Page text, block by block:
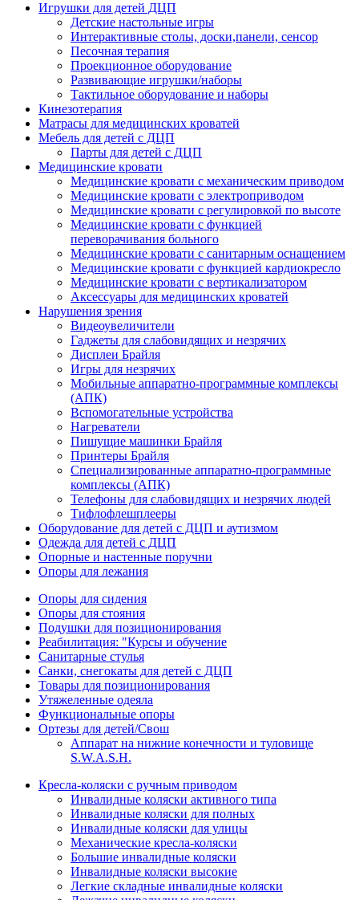
Игрушки для детей ДЦП
Детские настольные игры
Интерактивные столы, доски,панели, сенсор
Песочная терапия
Проекционное оборудование
Развивающие игрушки/наборы
Тактильное оборудование и наборы
Кинезотерапия
Матрасы для медицинских кроватей
Мебель для детей с ДЦП
Парты для детей с ДЦП
Медицинские кровати
Медицинские кровати с механическим приводом
Медицинские кровати с электроприводом
Медицинские кровати с регулировкой по высоте
Медицинские кровати с функцией
переворачивания больного
Медицинские кровати с санитарным оснащением
Медицинские кровати с функцией кардиокресло
Медицинские кровати с вертикализатором
Аксессуары для медицинских кроватей
Нарушения зрения
Видеоувеличители
Гаджеты для слабовидящих и незрячих
Дисплеи Брайля
Игры для незрячих
Мобильные аппаратно-программные комплексы
(АПК)
Вспомогательные устройства
Нагреватели
Пишущие машинки Брайля
Принтеры Брайля
Специализированные аппаратно-программные
комплексы (АПК)
Телефоны для слабовидящих и незрячих людей
Тифлофлешплееры
Оборудование для детей с ДЦП и аутизмом
Одежда для детей с ДЦП
Опорные и настенные поручни
Опоры для лежания
Опоры для сидения
Опоры для стояния
Подушки для позиционирования
Реабилитация: "Курсы и обучение
Санитарные стулья
Санки, снегокаты для детей с ДЦП
Товары для позиционирования
Утяжеленные одеяла
Функциональные опоры
Ортезы для детей/Свош
Аппарат на нижние конечности и туловище
S.W.A.S.H.
Кресла-коляски с ручным приводом
Инвалидные коляски активного типа
Инвалидные коляски для полных
Инвалидные коляски для улицы
Механические кресла-коляски
Большие инвалидные коляски
Инвалидные коляски высокие
Легкие складные инвалидные коляски